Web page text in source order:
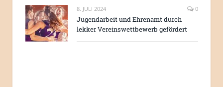
8. JULI 2024 0
Jugendarbeit und Ehrenamt durch
lekker Vereinswettbewerb gefördert